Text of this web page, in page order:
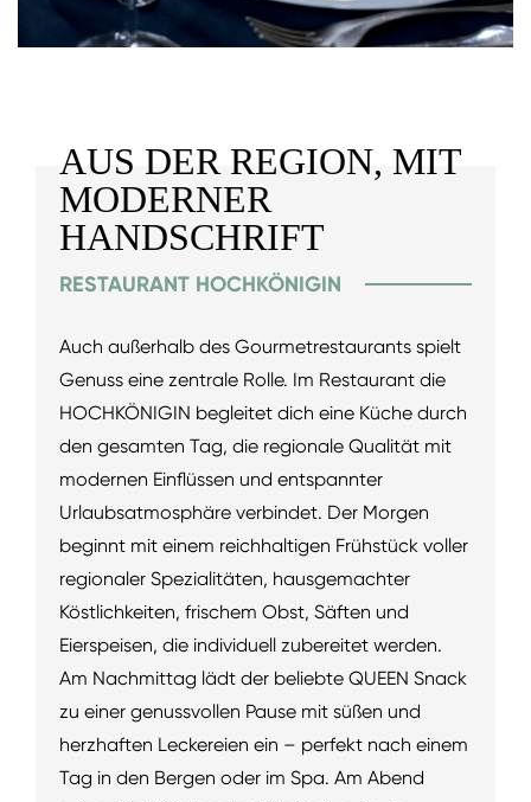
AUS DER REGION, MIT
MODERNER
HANDSCHRIFT
RESTAURANT HOCHKÖNIGIN
Auch außerhalb des Gourmetrestaurants spielt
Genuss eine zentrale Rolle. Im Restaurant die
HOCHKÖNIGIN begleitet dich eine Küche durch
den gesamten Tag, die regionale Qualität mit
modernen Einflüssen und entspannter
Urlaubsatmosphäre verbindet. Der Morgen
beginnt mit einem reichhaltigen Frühstück voller
regionaler Spezialitäten, hausgemachter
Köstlichkeiten, frischem Obst, Säften und
Eierspeisen, die individuell zubereitet werden.
Am Nachmittag lädt der beliebte QUEEN Snack
zu einer genussvollen Pause mit süßen und
herzhaften Leckereien ein – perfekt nach einem
Tag in den Bergen oder im Spa. Am Abend